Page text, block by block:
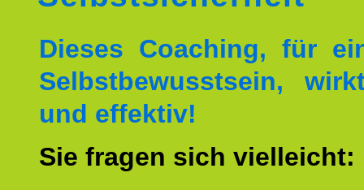
Dieses Coaching, für
Selbstbewusstsein,
und effektiv!
Sie fragen sich vielleicht: